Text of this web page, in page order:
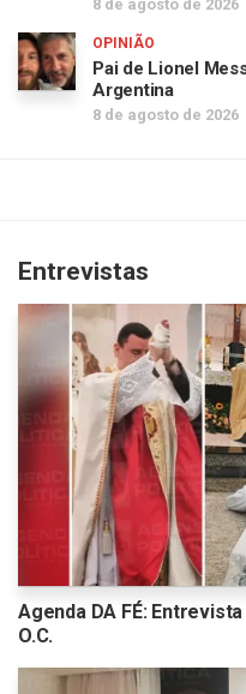
8 de agosto de 2026
OPINIÃO
Pai de Lionel
Argentina
8 de agosto de 2026
Entrevistas
Agenda DA FÉ:
O.C.